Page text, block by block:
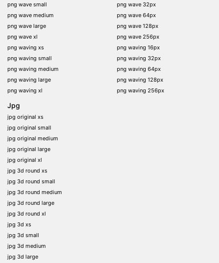
png wave small
png wave medium
png wave large
png wave xl
png waving xs
png waving small
png waving medium
png waving large
png waving xl
png wave 32px
png wave 64px
png wave 128px
png wave 256px
png waving 16px
png waving 32px
png waving 64px
png waving 128px
png waving 256px
Jpg
jpg original xs
jpg original small
jpg original medium
jpg original large
jpg original xl
jpg 3d round xs
jpg 3d round small
jpg 3d round medium
jpg 3d round large
jpg 3d round xl
jpg 3d xs
jpg 3d small
jpg 3d medium
jpg 3d large